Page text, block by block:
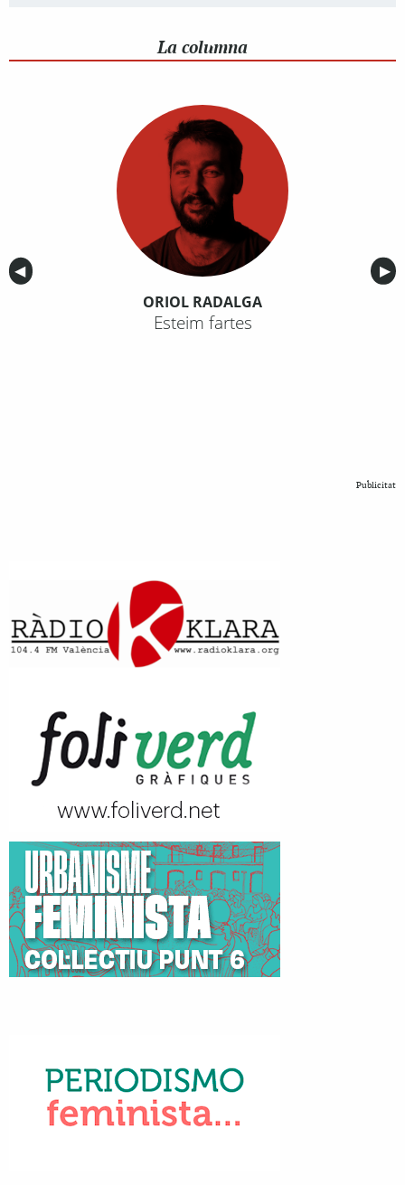
La columna
Anterior
◀︎ ▶︎
ORIOL RADALGA
Esteim fartes
Publicitat